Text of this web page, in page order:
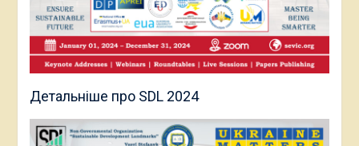
Детальніше про SDL 2024